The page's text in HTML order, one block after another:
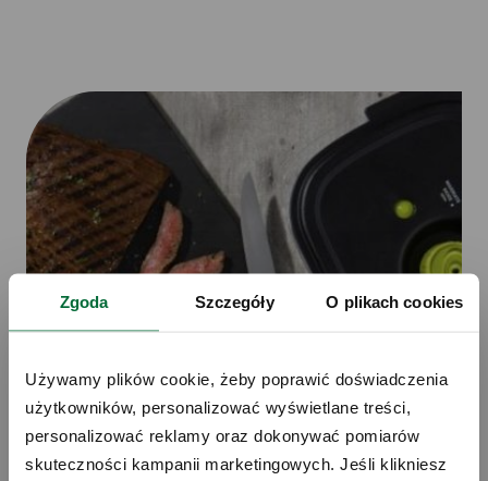
Zgoda Szczegóły O plikach cookies
Używamy plików cookie, żeby poprawić doświadczenia
użytkowników, personalizować wyświetlane treści,
personalizować reklamy oraz dokonywać pomiarów
skuteczności kampanii marketingowych. Jeśli klikniesz